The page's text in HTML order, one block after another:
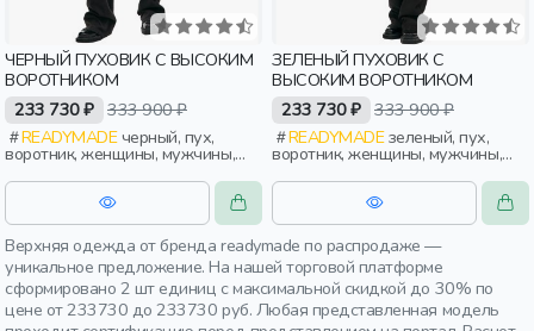
ЧЕРНЫЙ ПУХОВИК С ВЫСОКИМ
ВОРОТНИКОМ
233 730 ₽ 333 900 ₽
READYMADEчерный, пух,
воротник, женщины, мужчины,
взрослые
ЗЕЛЕНЫЙ ПУХОВИК С
ВЫСОКИМ ВОРОТНИКОМ
233 730 ₽ 333 900 ₽
READYMADEзеленый, пух,
воротник, женщины, мужчины,
взрослые
Верхняя одежда от бренда readymade по распродаже —
уникальное предложение. На нашей торговой платформе
сформировано 2 шт единиц с максимальной скидкой до 30% по
цене от 233730 до 233730 руб. Любая представленная модель